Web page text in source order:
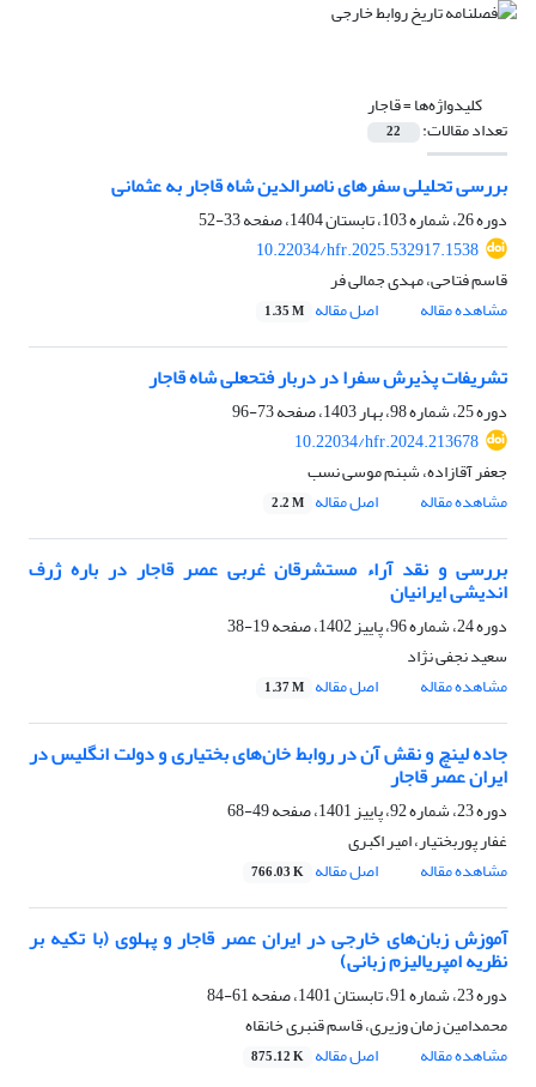
کلیدواژه‌ها =قاجار
تعداد مقالات: 22
بررسی تحلیلی سفرهای ناصرالدین شاه قاجار به عثمانی
دوره 26، شماره 103، تابستان 1404، صفحه
33-52
10.22034/hfr.2025.532917.1538
قاسم فتاحی، مهدی جمالی فر
مشاهده مقاله
اصل مقاله 1.35 M
تشریفات پذیرش سفرا در دربار فتحعلی شاه قاجار
دوره 25، شماره 98، بهار 1403، صفحه
73-96
10.22034/hfr.2024.213678
جعفر آقازاده، شبنم موسی نسب
مشاهده مقاله
اصل مقاله 2.2 M
بررسی و نقد آراء مستشرقان غربی عصر قاجار در باره ژرف
اندیشی ایرانیان
دوره 24، شماره 96، پاییز 1402، صفحه
19-38
سعید نجفی نژاد
مشاهده مقاله
اصل مقاله 1.37 M
جاده لینچ و نقش آن در روابط خان‌‌های بختیاری و دولت انگلیس در
ایران عصر قاجار
دوره 23، شماره 92، پاییز 1401، صفحه
49-68
غفار پوربختیار، امیر اکبری
مشاهده مقاله
اصل مقاله 766.03 K
آموزش زبان‌های خارجی در ایران عصر قاجار و پهلوی (با تکیه بر
نظریه امپریالیزم زبانی)
دوره 23، شماره 91، تابستان 1401، صفحه
61-84
محمدامین زمان وزیری، قاسم قنبری خانقاه
مشاهده مقاله
اصل مقاله 875.12 K